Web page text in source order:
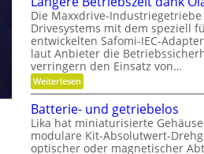
m
i
t
s
e
c
h
s
F
r
e
l
l
a
g
e
r
s
i
t
i
o
n
i
e
e
n
e
i
s
l
a
u
f
w
i
s
c
h
Die Maxxdrive-
Drivesystems mit dem speziell
entwickelten Safomi-IEC-
laut Anbieter die
verringern den Einsatz von…
Weiterlesen:
L
n
g
e
r
Batterie- und getriebelos
Lika hat miniaturisierte
modulare Kit-Absolutwert-
optischer oder magnetischer